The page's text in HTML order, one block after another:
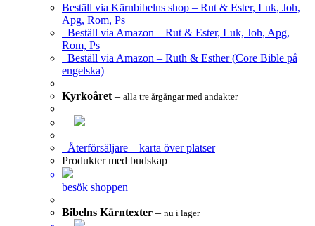
Beställ via Kärnbibelns shop – Rut & Ester, Luk, Joh,
Apg, Rom, Ps
Beställ via Amazon – Rut & Ester, Luk, Joh, Apg,
Rom, Ps
Beställ via Amazon – Ruth & Esther (Core Bible på
engelska)
Kyrkoåret – alla tre årgångar med andakter
Återförsäljare – karta över platser
Produkter med budskap
besök shoppen
Bibelns Kärntexter – nu i lager